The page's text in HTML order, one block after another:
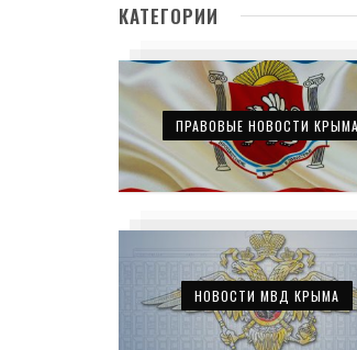
КАТЕГОРИИ
ПРАВОВЫЕ НОВОСТИ КРЫМА
НОВОСТИ МВД КРЫМА